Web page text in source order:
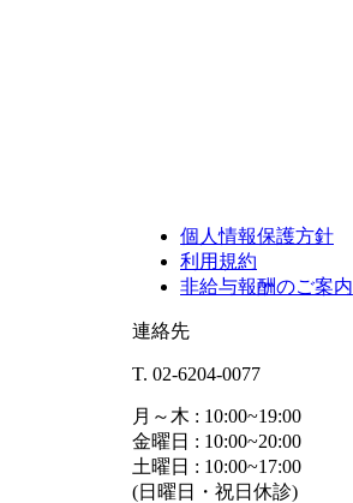
個人情報保護方針
利用規約
非給与報酬のご案内
連絡先
T. 02-6204-0077
月～木 : 10:00~19:00
金曜日 : 10:00~20:00
土曜日 : 10:00~17:00
(日曜日・祝日休診)